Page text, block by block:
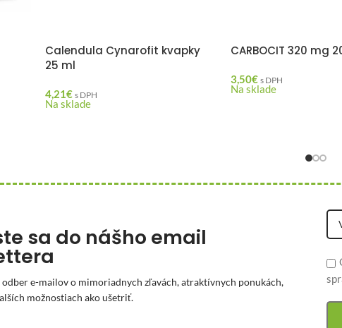
Calendula Cynarofit kvapky
25 ml
4,21€ s DPH
Na sklade
CARBOCIT 320 mg
3,50€ s DPH
Na sklade
sa do nášho email
odber e-mailov o mimoriadnych zľavách, atraktívnych ponukách,
možnostiach ako ušetriť.